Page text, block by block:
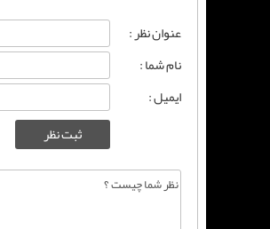
عنوان نظر :
نام شما :
ایمیل :